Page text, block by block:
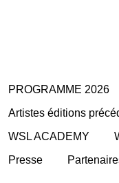
PROGRAMME 2026
Artistes éditions
WSL ACADEMY
Presse